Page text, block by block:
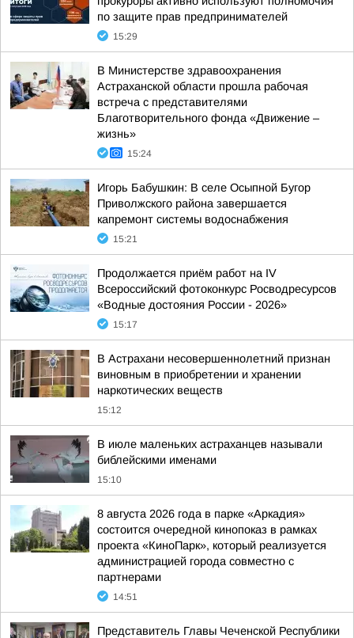
по защите прав предпринимателей
15:29
В Министерстве здравоохранения
Астраханской области прошла рабочая
встреча с представителями
Благотворительного фонда «Движение –
жизнь»
15:24
Игорь Бабушкин: В селе Осыпной Бугор
Приволжского района завершается
капремонт системы водоснабжения
15:21
Продолжается приём работ на IV
Всероссийский фотоконкурс Росводресурсов
«Водные достояния России - 2026»
15:17
В Астрахани несовершеннолетний признан
виновным в приобретении и хранении
наркотических веществ
15:12
В июле маленьких астраханцев называли
библейскими именами
15:10
8 августа 2026 года в парке «Аркадия»
состоится очередной кинопоказ в рамках
проекта «КиноПарк», который реализуется
администрацией города совместно с
партнерами
14:51
Представитель Главы Чеченской Республики